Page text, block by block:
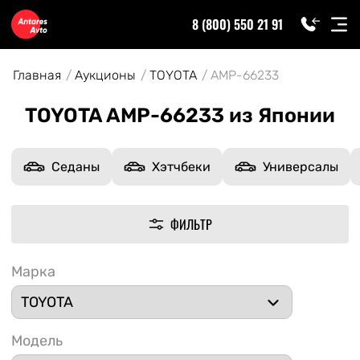
8 (800) 550 21 91
Главная Аукционы TOYOTA AMP-66233
TOYOTA AMP-66233 из Японии
Седаны Хэтчбеки Универсалы
ФИЛЬТР
Марка
Модель